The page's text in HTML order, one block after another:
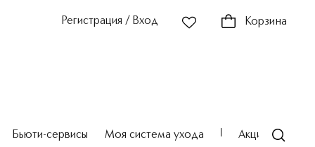
Регистрация / Вход Корзина
Бьюти-сервисы Моя система ухода Акции